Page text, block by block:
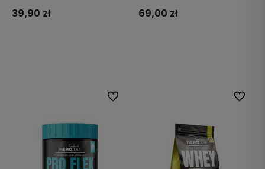
39,90 zł 69,00 zł
Do ulubionych Do